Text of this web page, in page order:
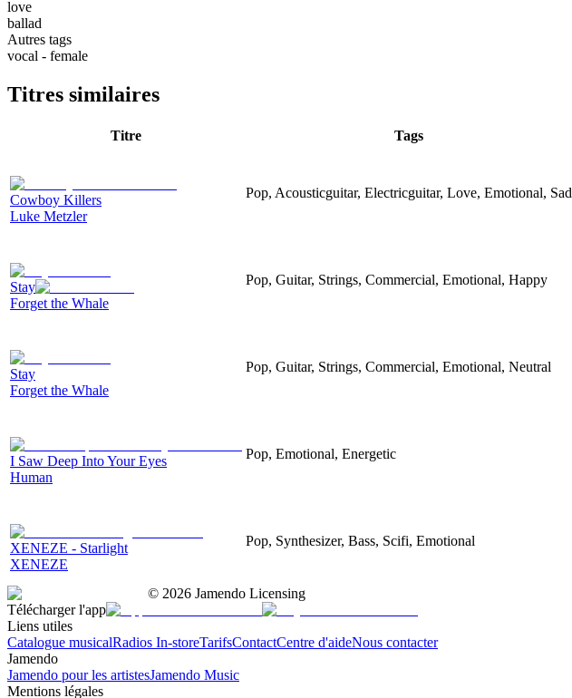
love
ballad
Autres tags
vocal - female
Titres similaires
Titre Tags
Cowboy Killers
Luke Metzler
Pop, Acousticguitar, Electricguitar, Love, Emotional, Sad
Stay
Forget the Whale
Pop, Guitar, Strings, Commercial, Emotional, Happy
Stay
Forget the Whale
Pop, Guitar, Strings, Commercial, Emotional, Neutral
I Saw Deep Into Your Eyes
Human
Pop, Emotional, Energetic
XENEZE - Starlight
XENEZE
Pop, Synthesizer, Bass, Scifi, Emotional
© 2026 Jamendo Licensing
Télécharger l'app
Liens utiles
Catalogue musicalRadios In-storeTarifsContactCentre d'aideNous contacter
Jamendo
Jamendo pour les artistesJamendo Music
Mentions légales